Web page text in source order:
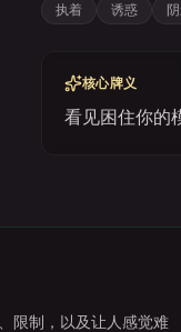
执着 诱惑
核心牌义
看见困住你的
限制，以及让人感觉难